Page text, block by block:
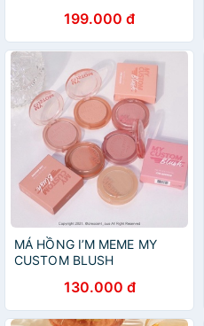
199.000 đ
MÁ HỒNG I’M MEME MY
CUSTOM BLUSH
130.000 đ